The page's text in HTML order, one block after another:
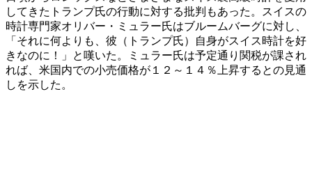
してきたトランプ氏の行動に対する批判もあった。スイスの
時計専門家オリバー・ミュラー氏はブルームバーグに対し、
「それに何よりも、彼（トランプ氏）自身がスイス時計を好
きなのに！」と嘆いた。ミュラー氏は予定通り関税が課され
れば、米国内での小売価格が１２～１４％上昇するとの見通
しを示した。